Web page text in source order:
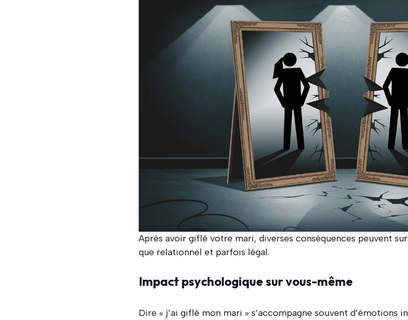
Après avoir giflé votre mari, diverses conséquences peuvent
que relationnel et parfois légal.
Impact psychologique sur vous-même
Dire « j’ai giflé mon mari » s’accompagne souvent d’émotions